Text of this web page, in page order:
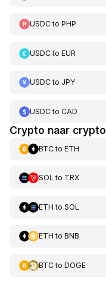
USDCto PHP
USDCto EUR
USDCto JPY
USDCto CAD
Crypto naar crypto
BTCto ETH
SOL to TRX
ETH to SOL
ETH to BNB
BTCto DOGE